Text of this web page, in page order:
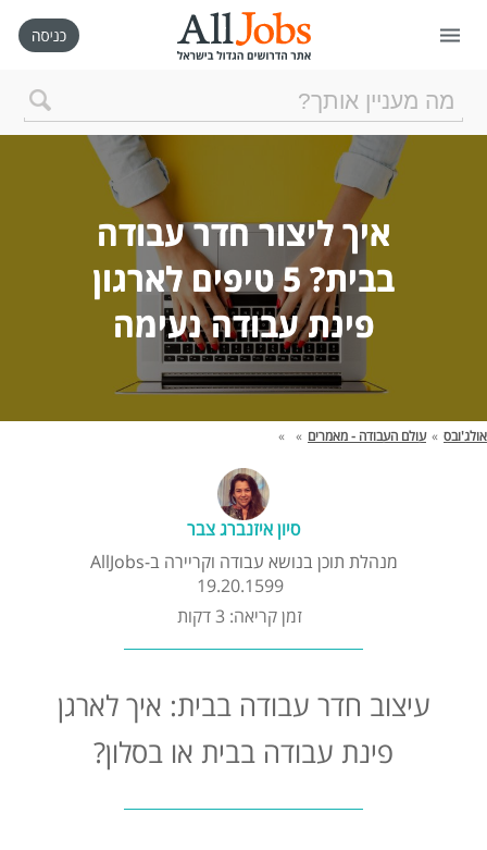
דף הבית
חיפוש חדש
ניהול החיפושים שלי
כמה אתם שווים?
קורסים אונליין
שאלות נפוצות
התנתקות
איך ליצור חדר עבודה
בבית? 5 טיפים לארגון
פינת עבודה נעימה
אולג'ובס » עולם העבודה - מאמרים »
»
סיון איזנברג צבר
מנהלת תוכן בנושא עבודה וקריירה ב-AllJobs
19.20.1599
זמן קריאה: 3 דקות
עיצוב חדר עבודה בבית: איך לארגן
פינת עבודה בבית או בסלון?